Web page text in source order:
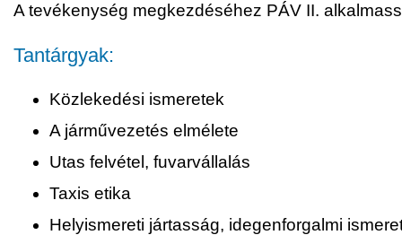
A tevékenység megkezdéséhez PÁV II.
Tantárgyak:
Közlekedési ismeretek
A járművezetés elmélete
Utas felvétel, fuvarvállalás
Taxis etika
Helyismereti jártasság, idegenforgalmi